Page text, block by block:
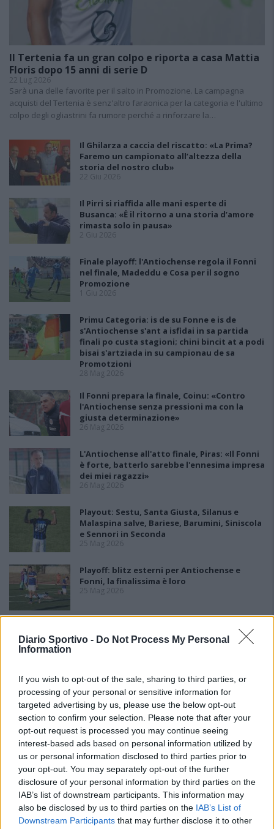
Diario Sportivo - Do Not Process My Personal
Information
If you wish to opt-out of the sale, sharing to third parties, or
processing of your personal or sensitive information for
targeted advertising by us, please use the below opt-out
section to confirm your selection. Please note that after your
opt-out request is processed you may continue seeing
interest-based ads based on personal information utilized by
us or personal information disclosed to third parties prior to
your opt-out. You may separately opt-out of the further
disclosure of your personal information by third parties on the
IAB’s list of downstream participants. This information may
also be disclosed by us to third parties on the IAB’s List of
Downstream Participants that may further disclose it to other
Il Tertenia fa un gran colpo e riporta a casa Mattia
Floris dopo 15 anni di serie D
22 Lug 2026
Sarà una delle favorite per il salto in Promozione. La campagna
acquisti del Tertenia è senz'altro faraonica per la categoria e l'ultimo
colpo degli ogliastrini fa rumore perché a rinforzare la…
Il Ghilarza a caccia del riscatto: «La Prima?
Faremo un campionato all’altezza della
storia del nostro club»
22 Giu 2026
Il Pirri si riaffida alle mani esperte di
Busanca: «Ė il ritorno a una storia d’amore
rimasta solo in pausa»
2 Giu 2026
Finale playoff: l'Antiochense regola il Fonni
nel finale, Madeddu e Cosa per il sogno
Promozione
1 Giu 2026
Primu Categoria: is de su Fonne e is de
s'Antiochense s'ant a isfidai in sa partida
finali po custa stagioni; chini bincit at a podi
bisai s'artziada in su campionau de sa
Promotzioni
28 Mag 2026
Il Fonni prepara la finale, Coinu: «Contro
l'Antiochense senza pressioni ma con la
giusta determinazione»
26 Mag 2026
L'Antiochense all'atto finale, Piras: «Il Fonni
è forte, batterlo sarebbe l'ennesima impresa
dei miei ragazzi»
26 Mag 2026
Playout: Sestu, Santa Giusta, Silanus e
Malaspina salve, Bariese, Barumini, Siniscola
e Sennori in Seconda
25 Mag 2026
Playoff: blitz esterni per Antiochense e
Fonni, la finalissima è loro
25 Mag 2026